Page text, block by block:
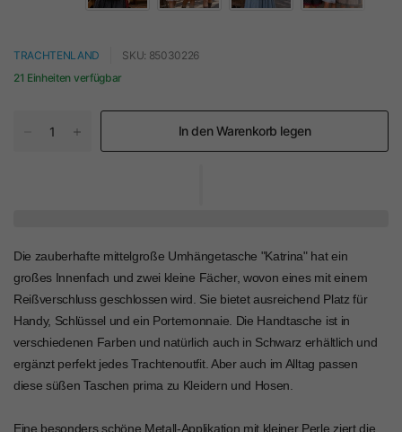
TRACHTENLAND
SKU: 85030226
21 Einheiten verfügbar
In den Warenkorb legen
Die zauberhafte mittelgroße Umhängetasche "Katrina" hat ein
großes Innenfach und zwei kleine Fächer, wovon eines mit einem
Reißverschluss geschlossen wird. Sie bietet ausreichend Platz für
Handy, Schlüssel und ein Portemonnaie. Die Handtasche ist in
verschiedenen Farben und natürlich auch in Schwarz erhältlich und
ergänzt perfekt jedes Trachtenoutfit. Aber auch im Alltag passen
diese süßen Taschen prima zu Kleidern und Hosen.
Eine besonders schöne Metall-Applikation mit kleiner Perle ziert die